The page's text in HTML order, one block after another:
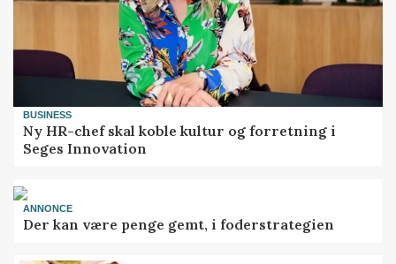
BUSINESS
Ny HR-chef skal koble kultur og forretning i
Seges Innovation
ANNONCE
Der kan være penge gemt, i foderstrategien